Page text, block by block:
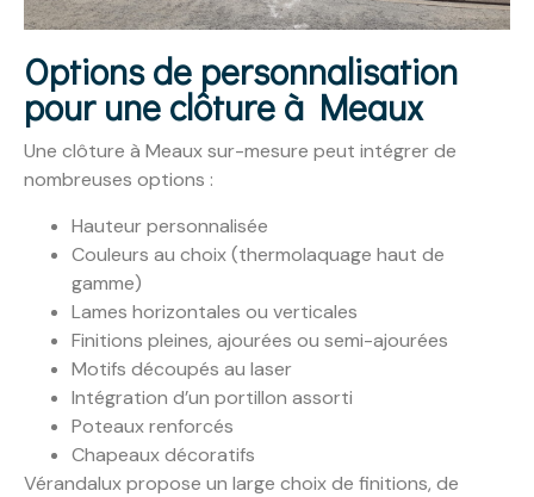
Options de personnalisation
pour une clôture à Meaux
Une clôture à Meaux sur-mesure peut intégrer de
nombreuses options :
Hauteur personnalisée
Couleurs au choix (thermolaquage haut de
gamme)
Lames horizontales ou verticales
Finitions pleines, ajourées ou semi-ajourées
Motifs découpés au laser
Intégration d’un portillon assorti
Poteaux renforcés
Chapeaux décoratifs
Vérandalux propose un large choix de finitions, de